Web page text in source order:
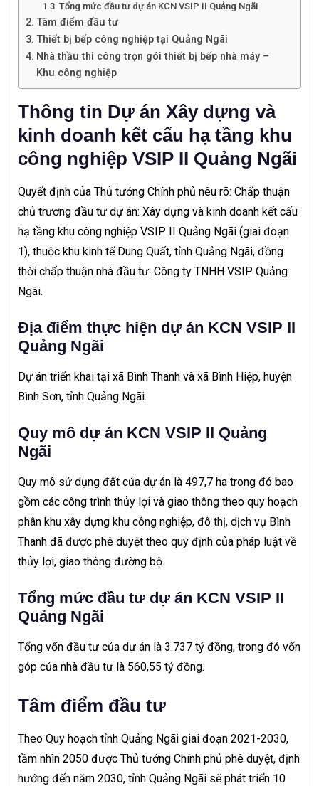
Tổng mức đầu tư dự án KCN VSIP II Quảng Ngãi
Tâm điểm đầu tư
Thiết bị bếp công nghiệp tại Quảng Ngãi
Nhà thầu thi công trọn gói thiết bị bếp nhà máy –
Khu công nghiệp
Thông tin Dự án Xây dựng và
kinh doanh kết cấu hạ tầng khu
công nghiệp VSIP II Quảng Ngãi
Quyết định của Thủ tướng Chính phủ nêu rõ: Chấp thuận
chủ trương đầu tư dự án: Xây dựng và kinh doanh kết cấu
hạ tầng khu công nghiệp VSIP II Quảng Ngãi (giai đoạn
1), thuộc khu kinh tế Dung Quất, tỉnh Quảng Ngãi, đồng
thời chấp thuận nhà đầu tư: Công ty TNHH VSIP Quảng
Ngãi.
Địa điểm thực hiện dự án KCN VSIP II
Quảng Ngãi
Dự án triển khai tại xã Bình Thanh và xã Bình Hiệp, huyện
Bình Sơn, tỉnh Quảng Ngãi.
Quy mô dự án KCN VSIP II Quảng
Ngãi
Quy mô sử dụng đất của dự án là 497,7 ha trong đó bao
gồm các công trình thủy lợi và giao thông theo quy hoạch
phân khu xây dựng khu công nghiệp, đô thị, dịch vụ Bình
Thanh đã được phê duyệt theo quy định của pháp luật về
thủy lợi, giao thông đường bộ.
Tổng mức đầu tư dự án KCN VSIP II
Quảng Ngãi
Tổng vốn đầu tư của dự án là 3.737 tỷ đồng, trong đó vốn
góp của nhà đầu tư là 560,55 tỷ đồng.
Tâm điểm đầu tư
Theo Quy hoạch tỉnh Quảng Ngãi giai đoạn 2021-2030,
tầm nhìn 2050 được Thủ tướng Chính phủ phê duyệt, định
hướng đến năm 2030, tỉnh Quảng Ngãi sẽ phát triển 10